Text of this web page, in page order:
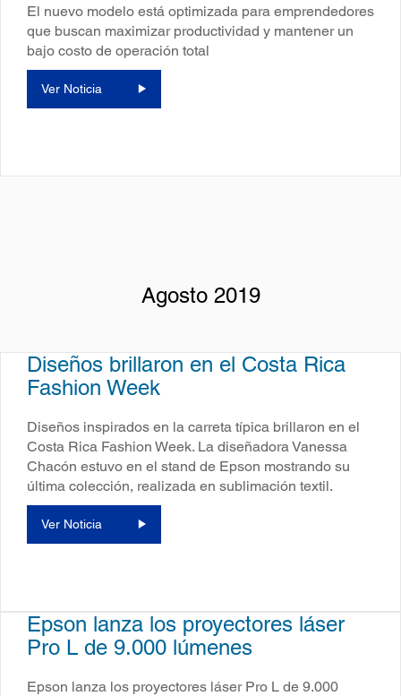
El nuevo modelo está optimizada para emprendedores
que buscan maximizar productividad y mantener un
bajo costo de operación total
Ver Noticia
Agosto 2019
Diseños brillaron en el Costa Rica
Fashion Week
Diseños inspirados en la carreta típica brillaron en el
Costa Rica Fashion Week. La diseñadora Vanessa
Chacón estuvo en el stand de Epson mostrando su
última colección, realizada en sublimación textil.
Ver Noticia
Epson lanza los proyectores láser
Pro L de 9.000 lúmenes
Epson lanza los proyectores láser Pro L de 9.000